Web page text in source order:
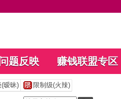
题反映 赚钱联盟专区
暧昧) 限制级(火辣)